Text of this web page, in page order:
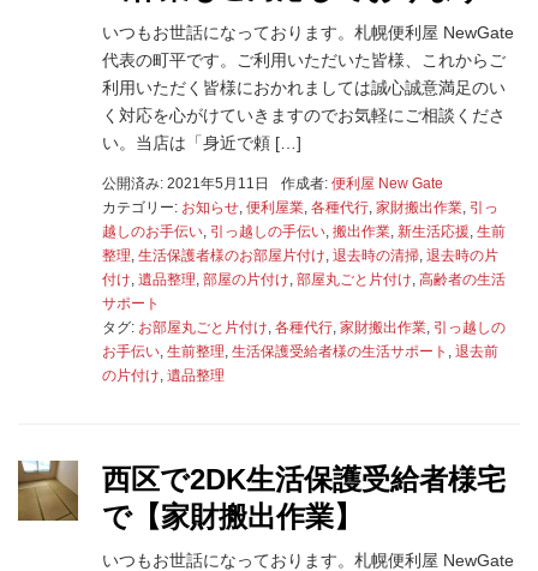
いつもお世話になっております。札幌便利屋 NewGate
代表の町平です。ご利用いただいた皆様、これからご
利用いただく皆様におかれましては誠心誠意満足のい
く対応を心がけていきますのでお気軽にご相談くださ
い。当店は「身近で頼 […]
公開済み: 2021年5月11日 作成者: 便利屋 New Gate
カテゴリー: お知らせ 便利屋業 各種代行 家財搬出作業 引っ
越しのお手伝い 引っ越しの手伝い 搬出作業 新生活応援 生前
整理 生活保護者様のお部屋片付け 退去時の清掃 退去時の片
付け 遺品整理 部屋の片付け 部屋丸ごと片付け 高齢者の生活
サポート
タグ: お部屋丸ごと片付け 各種代行 家財搬出作業 引っ越しの
お手伝い 生前整理 生活保護受給者様の生活サポート
退去前
の片付け 遺品整理
西区で2DK生活保護受給者様宅
で【家財搬出作業】
いつもお世話になっております。札幌便利屋 NewGate